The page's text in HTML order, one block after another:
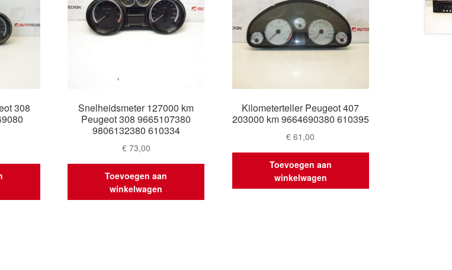
308
Snelheidsmeter 127000 km
Peugeot 308 9665107380
9806132380 610334
€73,00
Toevoegen aan
winkelwagen
Kilometerteller Peugeot 407
203000 km 9664690380 610395
€ 61,00
Toevoegen aan
winkelwagen